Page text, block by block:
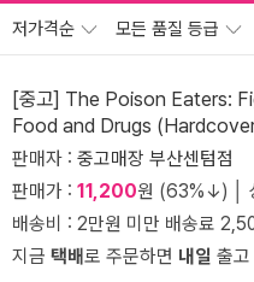
저가격순 모든 품질 등급
[중고] The Poison Eaters:
Food and Drugs
판매자 : 중고매장 부산센텀점
판매가 : 11,200원 (63%↓) │
배송비 : 2만원 미만 배송료
지금 택배로 주문하면 내일 출